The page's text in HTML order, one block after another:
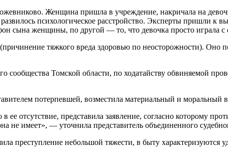
Женщина пришла в учреждение, накричала на
психологическое расстройство. Эксперты пришли к
сына женщины, по другой — то, что девочка просто играла с
тяжкого вреда здоровью по неосторожности). Оно
сообщества Томской области, по ходатайству обвиняемой
потерпевшей, возместила материальный и
отсутствие, представила заявление, согласно которому
не имеет», — уточнила представитель объединенного
преступление небольшой тяжести, в быту характеризуются